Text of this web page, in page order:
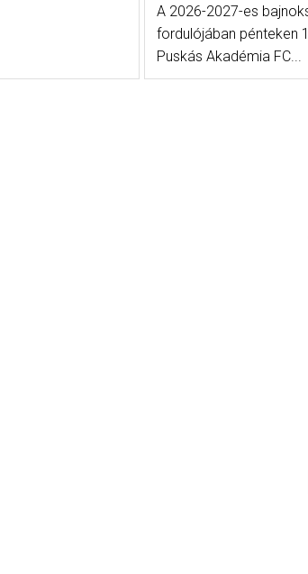
A 2026-2027-es
fordulójában pénteken
Puskás Akadémia FC...